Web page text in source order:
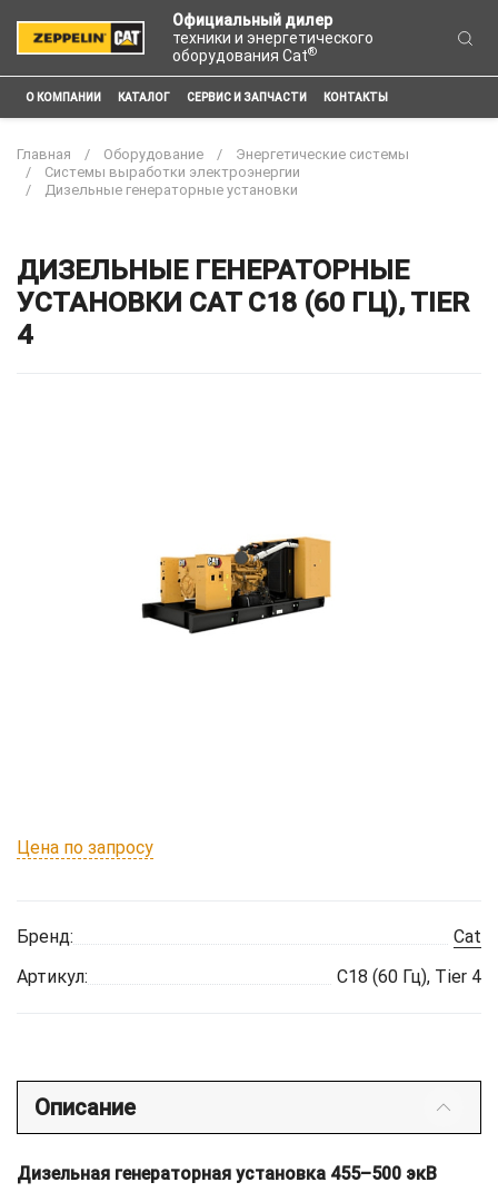
Официальный дилер
техники и энергетического
оборудования Cat®
О КОМПАНИИ КАТАЛОГ СЕРВИС И ЗАПЧАСТИ КОНТАКТЫ
Главная Оборудование
Энергетические системы
Системы выработки электроэнергии
Дизельные генераторные установки
ДИЗЕЛЬНЫЕ ГЕНЕРАТОРНЫЕ
УСТАНОВКИ CAT C18 (60 ГЦ), TIER
4
Цена по запросу
Бренд:
Cat
Артикул:
C18 (60 Гц), Tier 4
Описание
Дизельная генераторная установка 455–500 экВ